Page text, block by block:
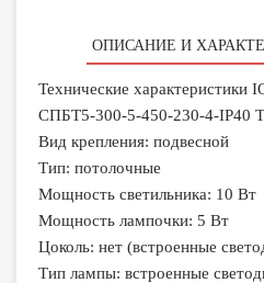
ОПИСАНИЕ И
Технические характеристики
СПБТ5-300-5-450-230-4-IP40
Вид крепления: подвесной
Тип: потолочные
Мощность светильника: 10 Вт
Мощность лампочки: 5 Вт
Цоколь: нет (встроенные
Тип лампы: встроенные